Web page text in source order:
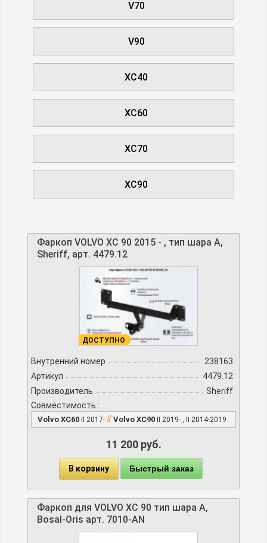
V70
V90
XC40
XC60
XC70
XC90
Фаркоп VOLVO XC 90 2015 - , тип шара A,
Sheriff, арт. 4479.12
ДОСТУПНО
Внутренний номер
238163
Артикул
4479.12
Производитель
Sheriff
Совместимость :
Volvo XC60 II 2017- // Volvo XC90 II 2019- , II 2014-2019
11 200 руб.
В корзину Быстрый заказ
Фаркоп для VOLVO XC 90 тип шара A,
Bosal-Oris арт. 7010-AN